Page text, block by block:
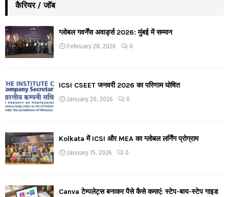
कैरियर / जॉब
ग्लोबल गवर्नेंस अवार्ड्स 2026: मुंबई में सम्मान
February 28, 2026 0
ICSI CSEET जनवरी 2026 का परिणाम घोषित
January 20, 2026 0
Kolkata में ICSI और MEA का ग्लोबल लर्निंग प्रोग्राम
January 15, 2026 0
Canva टेम्पलेट्स बनाकर पैसे कैसे कमाएं: स्टेप-बाय-स्टेप गाइड